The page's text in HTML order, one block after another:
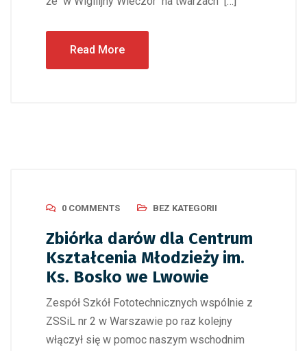
Read More
0 COMMENTS BEZ KATEGORII
Zbiórka darów dla Centrum
Kształcenia Młodzieży im.
Ks. Bosko we Lwowie
Zespół Szkół Fototechnicznych wspólnie z
ZSSiL nr 2 w Warszawie po raz kolejny
włączył się w pomoc naszym wschodnim